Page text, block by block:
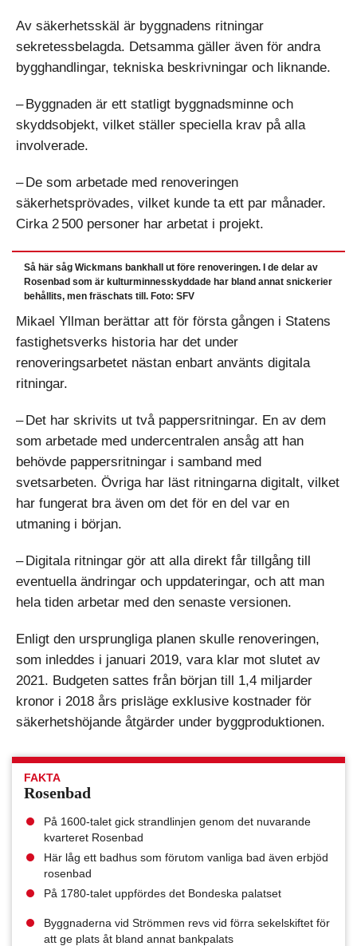
Av säkerhetsskäl är byggnadens ritningar
sekretessbelagda. Detsamma gäller även för andra
bygghandlingar, tekniska beskrivningar och liknande.
– Byggnaden är ett statligt byggnadsminne och
skyddsobjekt, vilket ställer speciella krav på alla
involverade.
– De som arbetade med renoveringen
säkerhetsprövades, vilket kunde ta ett par månader.
Cirka 2 500 personer har arbetat i projekt.
Så här såg Wickmans bankhall ut före renoveringen. I de delar av
Rosenbad som är kulturminnesskyddade har bland annat snickerier
behållits, men fräschats till. Foto: SFV
Mikael Yllman berättar att för första gången i Statens
fastighetsverks historia har det under
renoveringsarbetet nästan enbart använts digitala
ritningar.
– Det har skrivits ut två pappersritningar. En av dem
som arbetade med undercentralen ansåg att han
behövde pappersritningar i samband med
svetsarbeten. Övriga har läst ritningarna digitalt, vilket
har fungerat bra även om det för en del var en
utmaning i början.
– Digitala ritningar gör att alla direkt får tillgång till
eventuella ändringar och uppdateringar, och att man
hela tiden arbetar med den senaste versionen.
Enligt den ursprungliga planen skulle renoveringen,
som inleddes i januari 2019, vara klar mot slutet av
2021. Budgeten sattes från början till 1,4 miljarder
kronor i 2018 års prisläge exklusive kostnader för
säkerhetshöjande åtgärder under byggproduktionen.
FAKTA
Rosenbad
På 1600-talet gick strandlinjen genom det nuvarande
kvarteret Rosenbad
Här låg ett badhus som förutom vanliga bad även erbjöd
rosenbad
På 1780-talet uppfördes det Bondeska palatset
Byggnaderna vid Strömmen revs vid förra sekelskiftet för
att ge plats åt bland annat bankpalats